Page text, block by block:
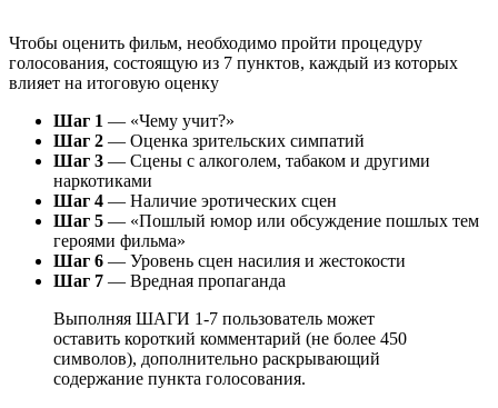
Чтобы оценить фильм, необходимо пройти процедуру
голосования, состоящую из 7 пунктов, каждый из которых
влияет на итоговую оценку
Шаг 1 — «Чему учит?»
Шаг 2 — Оценка зрительских симпатий
Шаг 3 — Сцены с алкоголем, табаком и другими
наркотиками
Шаг 4 — Наличие эротических сцен
Шаг 5 — «Пошлый юмор или обсуждение пошлых тем
героями фильма»
Шаг 6 — Уровень сцен насилия и жестокости
Шаг 7 — Вредная пропаганда
Выполняя ШАГИ 1-7 пользователь может
оставить короткий комментарий (не более 450
символов), дополнительно раскрывающий
содержание пункта голосования.